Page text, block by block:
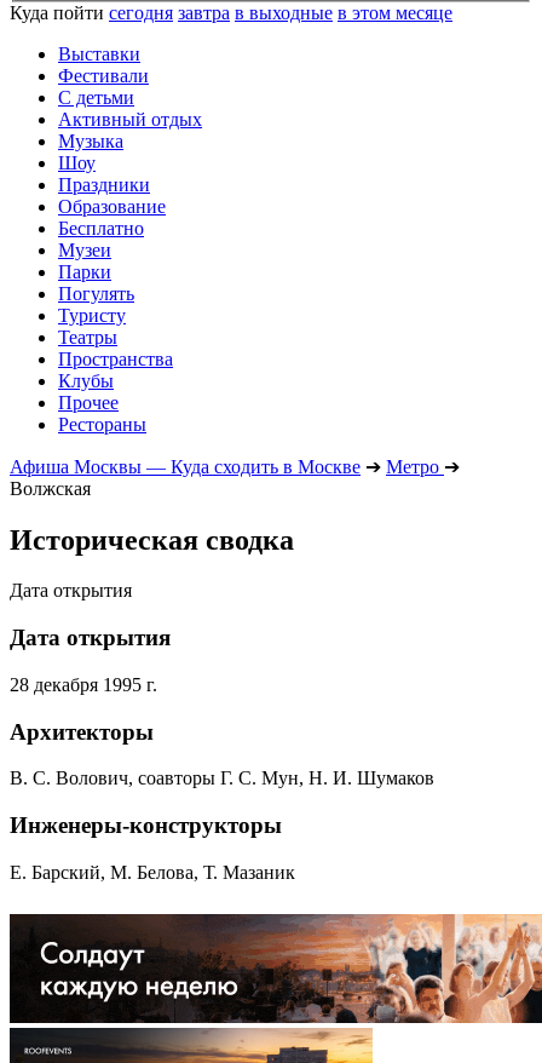
Куда пойти сегодня завтра в выходные в этом месяце
Выставки
Фестивали
С детьми
Активный отдых
Музыка
Шоу
Праздники
Образование
Бесплатно
Музеи
Парки
Погулять
Туристу
Театры
Пространства
Клубы
Прочее
Рестораны
Афиша Москвы — Куда сходить в Москве ➔ Метро ➔
Волжская
Историческая сводка
Дата открытия
Дата открытия
28 декабря 1995 г.
Архитекторы
В. С. Волович, соавторы Г. С. Мун, Н. И. Шумаков
Инженеры-конструкторы
Е. Барский, М. Белова, Т. Мазаник